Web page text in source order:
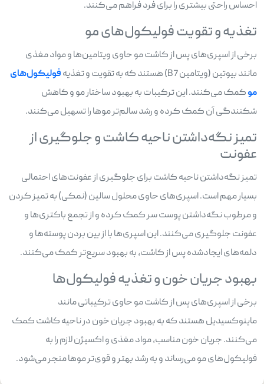
احساس راحتی بیشتری را برای فرد فراهم می‌کنند.
تغذیه و تقویت فولیکول‌های مو
برخی از اسپری‌های پس از کاشت مو حاوی ویتامین‌ها و مواد مغذی
مانند بیوتین (ویتامین B7) هستند که به تقویت و تغذیه
فولیکول‌های
موکمک می‌کنند. این ترکیبات به بهبود ساختار مو و کاهش
شکنندگی آن کمک کرده و رشد سالم‌تر موها را تسهیل می‌کنند.
تمیز نگه‌داشتن ناحیه کاشت و جلوگیری از
عفونت
تمیز نگه‌داشتن ناحیه کاشت برای جلوگیری از عفونت‌های احتمالی
بسیار مهم است. اسپری‌های حاوی محلول سالین (نمکی) به تمیز کردن
و مرطوب نگه‌داشتن پوست سر کمک کرده و از تجمع باکتری‌ها و
عفونت جلوگیری می‌کنند. این اسپری‌ها با از بین بردن پوسته‌ها و
دلمه‌های ایجادشده پس از کاشت، به بهبود سریع‌تر کمک می‌کنند.
بهبود جریان خون و تغذیه فولیکول‌ها
برخی از اسپری‌های پس از کاشت مو حاوی ترکیباتی مانند
ماینوکسیدیل هستند که به بهبود جریان خون در ناحیه کاشت کمک
می‌کنند. جریان خون مناسب، مواد مغذی و اکسیژن لازم را به
فولیکول‌های مو می‌رساند و به رشد بهتر و قوی‌تر موها منجر می‌شود.